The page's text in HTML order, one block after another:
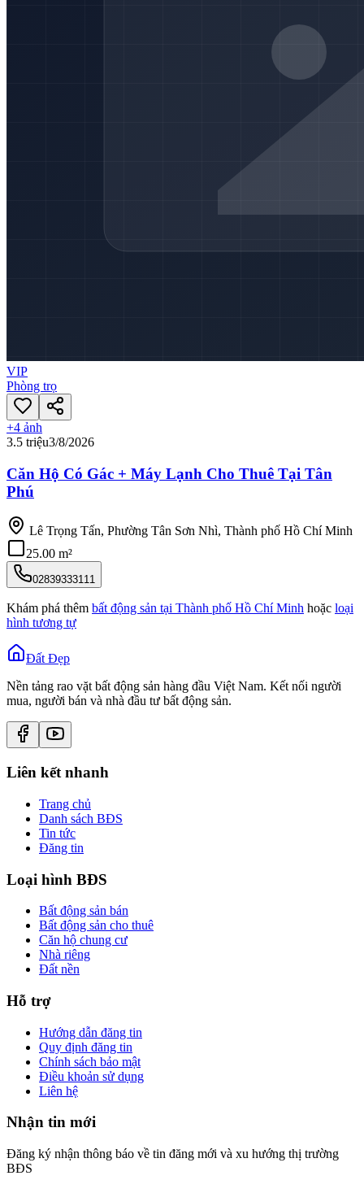
VIP
Phòng trọ
+4 ảnh
3.5 triệu3/8/2026
Căn Hộ Có Gác + Máy Lạnh Cho Thuê Tại Tân
Phú
Lê Trọng Tấn, Phường Tân Sơn Nhì, Thành phố Hồ Chí Minh
25.00 m²
02839333111
Khám phá thêm bất động sản tại Thành phố Hồ Chí Minh hoặc loại
hình tương tự
Đất Đẹp
Nền tảng rao vặt bất động sản hàng đầu Việt Nam. Kết nối người
mua, người bán và nhà đầu tư bất động sản.
Liên kết nhanh
Trang chủ
Danh sách BĐS
Tin tức
Đăng tin
Loại hình BĐS
Bất động sản bán
Bất động sản cho thuê
Căn hộ chung cư
Nhà riêng
Đất nền
Hỗ trợ
Hướng dẫn đăng tin
Quy định đăng tin
Chính sách bảo mật
Điều khoản sử dụng
Liên hệ
Nhận tin mới
Đăng ký nhận thông báo về tin đăng mới và xu hướng thị trường
BĐS